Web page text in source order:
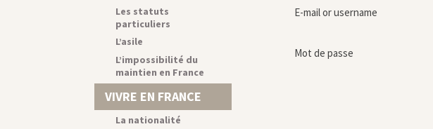
E-mail or username
Mot de passe
Les statuts
particuliers
L’asile
L’impossibilité du
maintien en France
VIVRE EN FRANCE
La nationalité